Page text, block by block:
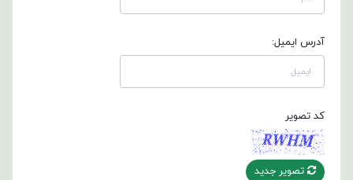
آدرس ایمیل:
کد تصویر
تصویر جدید